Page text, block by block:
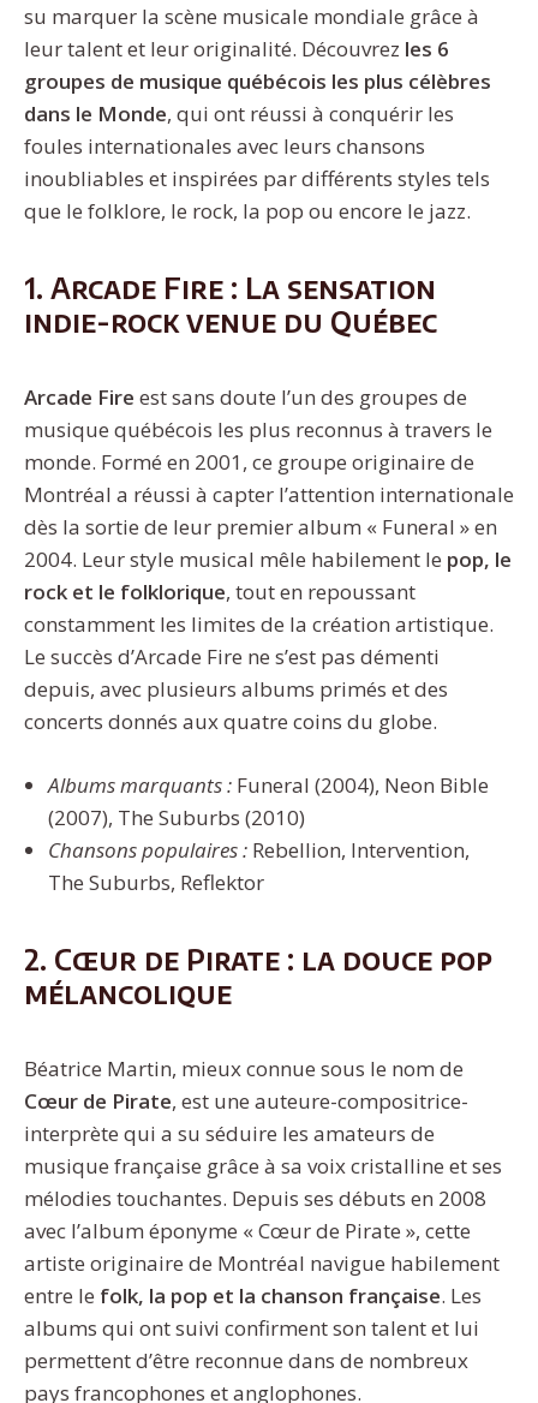
su marquer la scène musicale mondiale grâce à
leur talent et leur originalité. Découvrez les 6
groupes de musique québécois les plus célèbres
dans le Monde, qui ont réussi à conquérir les
foules internationales avec leurs chansons
inoubliables et inspirées par différents styles tels
que le folklore, le rock, la pop ou encore le jazz.
1. Arcade Fire : La sensation
indie-rock venue du Québec
Arcade Fire est sans doute l’un des groupes de
musique québécois les plus reconnus à travers le
monde. Formé en 2001, ce groupe originaire de
Montréal a réussi à capter l’attention internationale
dès la sortie de leur premier album « Funeral » en
2004. Leur style musical mêle habilement le pop, le
rock et le folklorique, tout en repoussant
constamment les limites de la création artistique.
Le succès d’Arcade Fire ne s’est pas démenti
depuis, avec plusieurs albums primés et des
concerts donnés aux quatre coins du globe.
Albums marquants : Funeral (2004), Neon Bible
(2007), The Suburbs (2010)
Chansons populaires : Rebellion, Intervention,
The Suburbs, Reflektor
2. Cœur de Pirate : la douce pop
mélancolique
Béatrice Martin, mieux connue sous le nom de
Cœur de Pirate, est une auteure-compositrice-
interprète qui a su séduire les amateurs de
musique française grâce à sa voix cristalline et ses
mélodies touchantes. Depuis ses débuts en 2008
avec l’album éponyme « Cœur de Pirate », cette
artiste originaire de Montréal navigue habilement
entre le folk, la pop et la chanson française. Les
albums qui ont suivi confirment son talent et lui
permettent d’être reconnue dans de nombreux
pays francophones et anglophones.